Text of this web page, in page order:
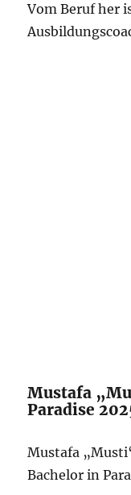
Vom Beruf her
Mustafa
Paradise
Mustafa
Bachelor in